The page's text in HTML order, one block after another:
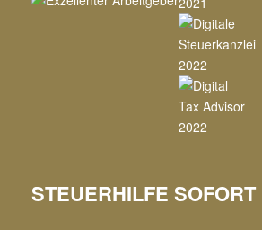
STEUERHILFE SOFORT